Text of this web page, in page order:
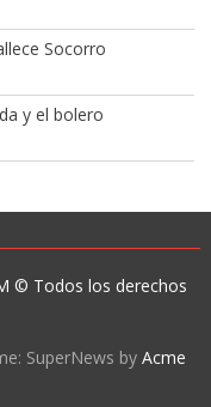
Socorro
y el bolero
© Todos los derechos
SuperNews byAcme